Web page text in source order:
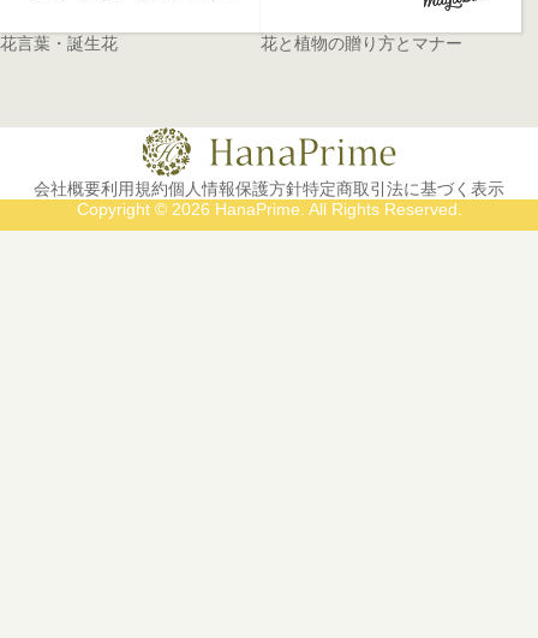
花言葉・誕生花 花と植物の贈り方とマナー
会社概要利用規約個人情報保護方針特定商取引法に基づく表示
Copyright © 2026 HanaPrime. All Rights Reserved.